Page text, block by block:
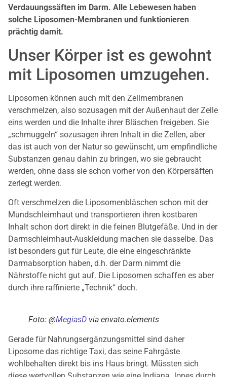
Verdauungssäften im Darm. Alle Lebewesen haben
solche Liposomen-Membranen und funktionieren
prächtig damit.
Unser Körper ist es gewohnt
mit Liposomen umzugehen.
Liposomen können auch mit den Zellmembranen
verschmelzen, also sozusagen mit der Außenhaut der Zelle
eins werden und die Inhalte ihrer Bläschen freigeben. Sie
„schmuggeln“ sozusagen ihren Inhalt in die Zellen, aber
das ist auch von der Natur so gewünscht, um empfindliche
Substanzen genau dahin zu bringen, wo sie gebraucht
werden, ohne dass sie schon vorher von den Körpersäften
zerlegt werden.
Oft verschmelzen die Liposomenbläschen schon mit der
Mundschleimhaut und transportieren ihren kostbaren
Inhalt schon dort direkt in die feinen Blutgefäße. Und in der
Darmschleimhaut-Auskleidung machen sie dasselbe. Das
ist besonders gut für Leute, die eine eingeschränkte
Darmabsorption haben, d.h. der Darm nimmt die
Nährstoffe nicht gut auf. Die Liposomen schaffen es aber
durch ihre raffinierte „Technik“ doch.
Foto: @MegiasD via envato.elements
Gerade für Nahrungsergänzungsmittel sind daher
Liposome das richtige Taxi, das seine Fahrgäste
wohlbehalten direkt bis ins Haus bringt. Müssten sich